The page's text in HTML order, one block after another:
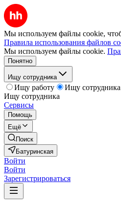
Мы используем файлы cookie,
Правила использования файлов
Мы используем файлы cookie.
Понятно
Ищу сотрудника
Ищу работу
Ищу сотрудника
Ищу сотрудника
Сервисы
Помощь
Ещё
Поиск
Батуринская
Войти
Войти
Зарегистрироваться